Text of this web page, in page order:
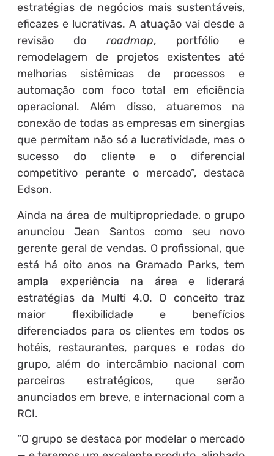
estratégias de negócios mais sustentáveis,
eficazes e lucrativas. A atuação vai desde a
revisão do roadmap, portfólio e
remodelagem de projetos existentes até
melhorias sistêmicas de processos e
automação com foco total em eficiência
operacional. Além disso, atuaremos na
conexão de todas as empresas em sinergias
que permitam não só a lucratividade, mas o
sucesso do cliente e o diferencial
competitivo perante o mercado”, destaca
Edson.
Ainda na área de multipropriedade, o grupo
anunciou Jean Santos como seu novo
gerente geral de vendas. O profissional, que
está há oito anos na Gramado Parks, tem
ampla experiência na área e liderará
estratégias da Multi 4.0. O conceito traz
maior flexibilidade e benefícios
diferenciados para os clientes em todos os
hotéis, restaurantes, parques e rodas do
grupo, além do intercâmbio nacional com
parceiros estratégicos, que serão
anunciados em breve, e internacional com a
RCI.
“O grupo se destaca por modelar o mercado